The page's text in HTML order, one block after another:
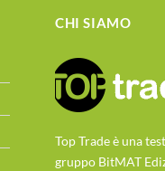
CHI SIAMO
Top Trade è una
gruppo BitMAT